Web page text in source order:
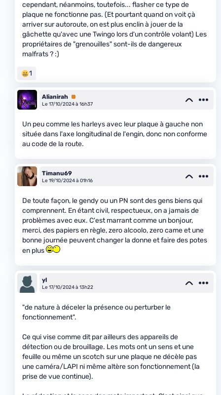
cependant, néanmoins, toutefois... flasher ce type de
plaque ne fonctionne pas. (Et pourtant quand on voit çà
arriver sur autoroute, on est plus enclin à jouer de la
gâchette qu'avec une Twingo lors d'un contrôle volant) Les
propriétaires de "grenouilles" sont-ils de dangereux
malfrats ? :)
1
Alianirah Premium
Le 17/10/2024 à 16h37
Un peu comme les harleys avec leur plaque à gauche non
située dans l'axe longitudinal de l'engin, donc non conforme
au code de la route.
Timanu69
Le 19/10/2024 à 01h16
De toute façon, le gendy ou un PN sont des gens biens qui
comprennent. En étant civil, respectueux, on a jamais de
problèmes avec eux. C'est marrant comme un bonjour,
merci, des papiers en règle, zero alcoolo, zero came et une
bonne journée peuvent changer la donne et faire des potes
en plus
yl
Le 17/10/2024 à 13h22
"de nature à déceler la présence ou perturber le
fonctionnement".
Ce qui vise comme dit par ailleurs des appareils de
détection ou de brouillage. Les mots ont un sens et une
feuille ou même un scotch sur une plaque ne décèle pas
une caméra/LAPI ni même altère son fonctionnement (la
prise de vue continue).